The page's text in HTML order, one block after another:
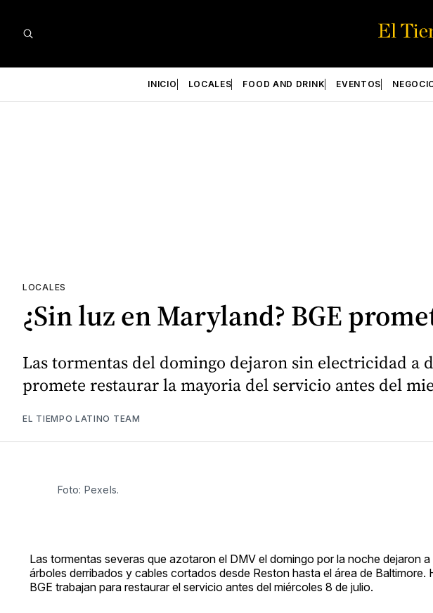
INICIO LOCALES FOOD AND DRINK EVENTOS
LOCALES
¿Sin luz en Maryland? BGE
Las tormentas del domingo dejaron sin electricidad a
promete restaurar la mayoria del servicio antes del
EL TIEMPO LATINO TEAM
Foto: Pexels.
Las tormentas severas que azotaron el DMV el domingo por la noche dejaron
árboles derribados y cables cortados desde Reston hasta el área de
BGE trabajan para restaurar el servicio antes del miércoles 8 de julio.